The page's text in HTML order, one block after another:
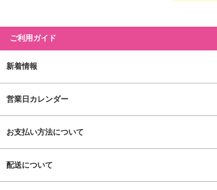
ご利用ガイド
新着情報
営業日カレンダー
お支払い方法について
配送について